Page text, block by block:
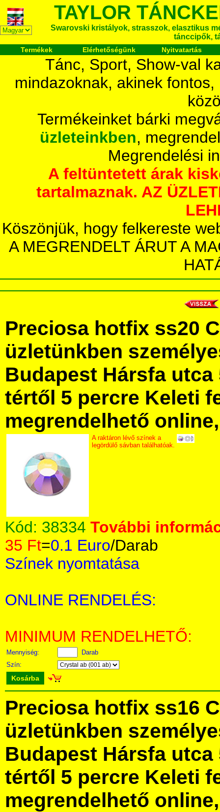
TAYLOR
Swarovski kristályok, strasszok, elasztikus
tánccipők,
Termékek Elérhetőségünk Nyitvatartás
Tánc, Sport, Show-val
mindazoknak, akinek
Termékeinket bárki
üzleteinkben,
Megrendelési
A feltüntetett árak
tartalmaznak. AZ
Köszönjük, hogy felkereste
A MEGRENDELT ÁRUT A
Preciosa hotfix ss20
üzletünkben
Budapest Hársfa utca
tértől 5 percre Keleti
megrendelhető
A raktáron lévő színek a
legördülő sávban találhatóak.
Kód: 38334 További
35 Ft=0.1 Euro/Darab
Színek nyomtatása
ONLINE RENDELÉS:
MINIMUM RENDELHETŐ:
Mennyiség:
Darab
Szín:
Kosárba
Preciosa hotfix ss16
üzletünkben
Budapest Hársfa utca
tértől 5 percre Keleti
megrendelhető